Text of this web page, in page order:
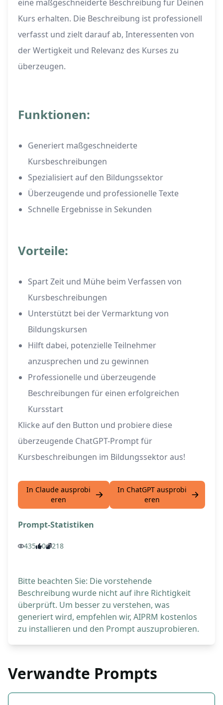
eine maßgeschneiderte Beschreibung für Deinen
Kurs erhalten. Die Beschreibung ist professionell
verfasst und zielt darauf ab, Interessenten von
der Wertigkeit und Relevanz des Kurses zu
überzeugen.
Funktionen:
Generiert maßgeschneiderte
Kursbeschreibungen
Spezialisiert auf den Bildungssektor
Überzeugende und professionelle Texte
Schnelle Ergebnisse in Sekunden
Vorteile:
Spart Zeit und Mühe beim Verfassen von
Kursbeschreibungen
Unterstützt bei der Vermarktung von
Bildungskursen
Hilft dabei, potenzielle Teilnehmer
anzusprechen und zu gewinnen
Professionelle und überzeugende
Beschreibungen für einen erfolgreichen
Kursstart
Klicke auf den Button und probiere diese
überzeugende ChatGPT-Prompt für
Kursbeschreibungen im Bildungssektor aus!
In Claude ausprobi
eren
In ChatGPT ausprobi
eren
Prompt-Statistiken
435 0 218
Bitte beachten Sie: Die vorstehende
Beschreibung wurde nicht auf ihre Richtigkeit
überprüft. Um besser zu verstehen, was
generiert wird, empfehlen wir, AIPRM kostenlos
zu installieren und den Prompt auszuprobieren.
Verwandte Prompts